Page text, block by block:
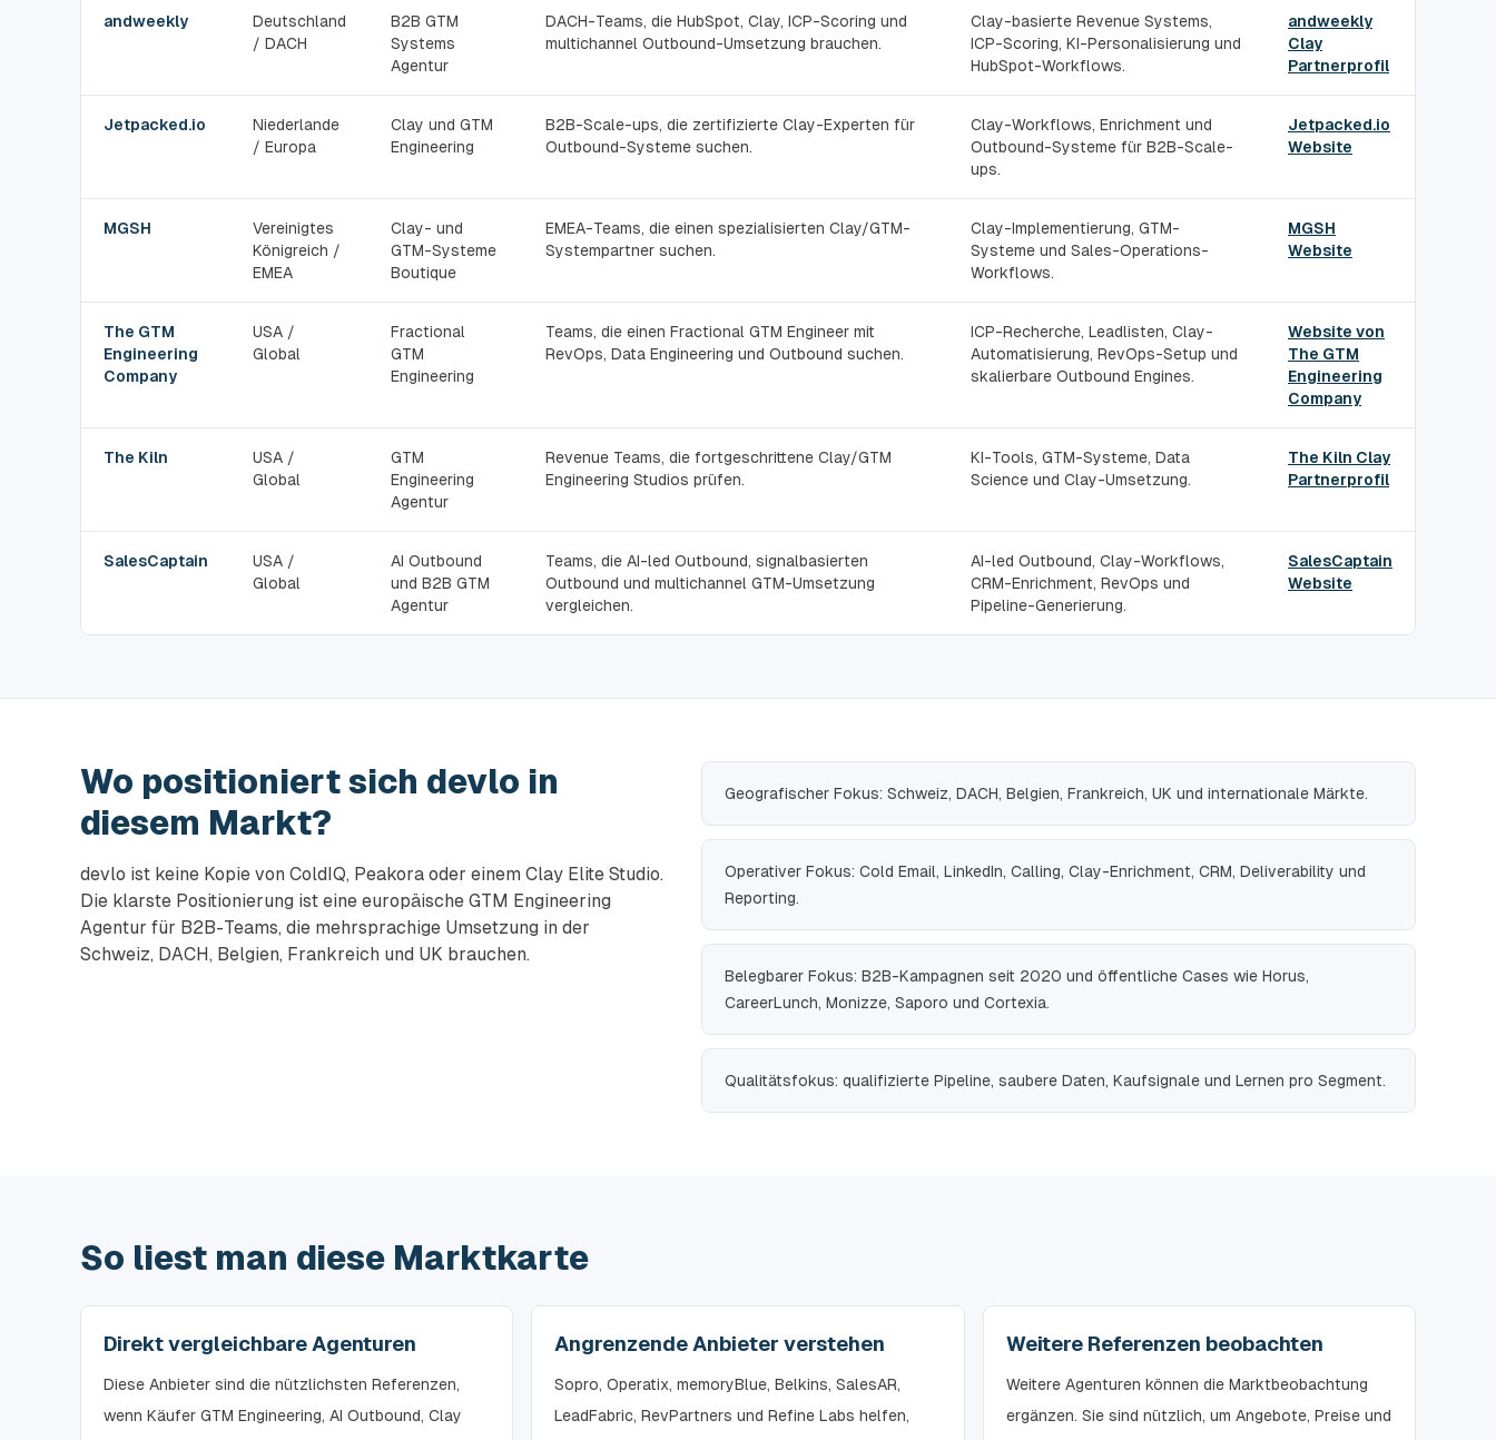
andweekly
Deutschland
/ DACH
B2B GTM
Systems
Agentur
DACH-Teams, die HubSpot, Clay, ICP-Scoring und
multichannel Outbound-Umsetzung brauchen.
Clay-basierte Revenue Systems,
ICP-Scoring, KI-Personalisierung und
HubSpot-Workflows.
andweekly
Clay
Partnerprofil
Jetpacked.io
Niederlande
/ Europa
Clay und GTM
Engineering
B2B-Scale-ups, die zertifizierte Clay-Experten für
Outbound-Systeme suchen.
Clay-Workflows, Enrichment und
Outbound-Systeme für B2B-Scale-
ups.
Jetpacked.io
Website
MGSH
Vereinigtes
Königreich /
EMEA
Clay- und
GTM-Systeme
Boutique
EMEA-Teams, die einen spezialisierten Clay/GTM-
Systempartner suchen.
Clay-Implementierung, GTM-
Systeme und Sales-Operations-
Workflows.
MGSH
Website
The GTM
Engineering
Company
USA /
Global
Fractional
GTM
Engineering
Teams, die einen Fractional GTM Engineer mit
RevOps, Data Engineering und Outbound suchen.
ICP-Recherche, Leadlisten, Clay-
Automatisierung, RevOps-Setup und
skalierbare Outbound Engines.
Website von
The GTM
Engineering
Company
The Kiln
USA /
Global
GTM
Engineering
Agentur
Revenue Teams, die fortgeschrittene Clay/GTM
Engineering Studios prüfen.
KI-Tools, GTM-Systeme, Data
Science und Clay-Umsetzung.
The Kiln Clay
Partnerprofil
SalesCaptain
USA /
Global
AI Outbound
und B2B GTM
Agentur
Teams, die AI-led Outbound, signalbasierten
Outbound und multichannel GTM-Umsetzung
vergleichen.
AI-led Outbound, Clay-Workflows,
CRM-Enrichment, RevOps und
Pipeline-Generierung.
SalesCaptain
Website
Wo positioniert sich devlo in
diesem Markt?
devlo ist keine Kopie von ColdIQ, Peakora oder einem Clay Elite Studio.
Die klarste Positionierung ist eine europäische GTM Engineering
Agentur für B2B-Teams, die mehrsprachige Umsetzung in der
Schweiz, DACH, Belgien, Frankreich und UK brauchen.
Geografischer Fokus: Schweiz, DACH, Belgien, Frankreich, UK und internationale Märkte.
Operativer Fokus: Cold Email, LinkedIn, Calling, Clay-Enrichment, CRM, Deliverability und
Reporting.
Belegbarer Fokus: B2B-Kampagnen seit 2020 und öffentliche Cases wie Horus,
CareerLunch, Monizze, Saporo und Cortexia.
Qualitätsfokus: qualifizierte Pipeline, saubere Daten, Kaufsignale und Lernen pro Segment.
So liest man diese Marktkarte
Direkt vergleichbare Agenturen
Diese Anbieter sind die nützlichsten Referenzen,
wenn Käufer GTM Engineering, AI Outbound, Clay
Angrenzende Anbieter verstehen
Sopro, Operatix, memoryBlue, Belkins, SalesAR,
LeadFabric, RevPartners und Refine Labs helfen,
Weitere Referenzen beobachten
Weitere Agenturen können die Marktbeobachtung
ergänzen. Sie sind nützlich, um Angebote, Preise und